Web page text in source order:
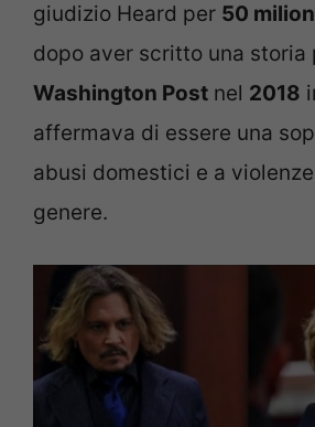
giudizio Heard per 50
dopo aver scritto una storia
Washington Post nel 2018
affermava di essere una
abusi domestici e a
genere.